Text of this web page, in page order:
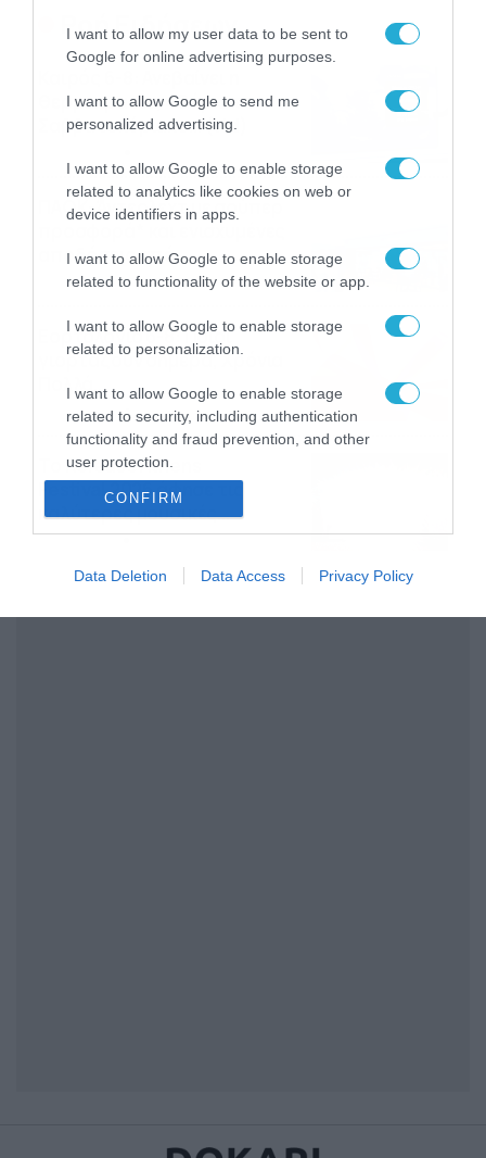
I want to allow my user data to be sent to
Google for online advertising purposes.
I want to allow Google to send me
personalized advertising.
I want to allow Google to enable storage
related to analytics like cookies on web or
device identifiers in apps.
I want to allow Google to enable storage
related to functionality of the website or app.
I want to allow Google to enable storage
related to personalization.
I want to allow Google to enable storage
related to security, including authentication
functionality and fraud prevention, and other
user protection.
CONFIRM
Data Deletion Data Access Privacy Policy
Ροή Ειδήσεων
θερμοκρασία, 40άρια το
Σαββατοκύριακο… (vid)
ΠΑΟΚ-Άντερλεχτ με σούπερ
προσφορά* και ενισχυμένες
αποδόσεις από
το Pamestoixima.gr
06/08/2026 14:02
Εορτολόγιο 6-8: Ποιοι
γιορτάζουν σήμερα; Χρόνια
Πολλά…
06/08/2026 08:05
Το Release Athens
Festival 2026 άφησε τις
καλύτερες μουσικές
αναμνήσεις
05/08/2026 21:23